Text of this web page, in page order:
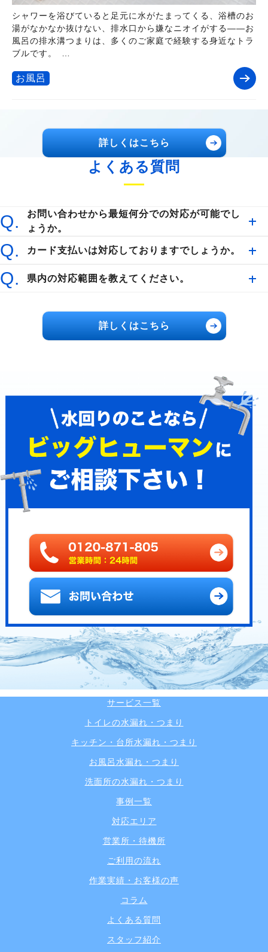
シャワーを浴びていると足元に水がたまってくる、浴槽のお
湯がなかなか抜けない、排水口から嫌なニオイがする――お
風呂の排水溝つまりは、多くのご家庭で経験する身近なトラ
ブルです。 …
お風呂
詳しくはこちら
よくある質問
Q.
お問い合わせから最短何分での対応が可能でし
ょうか。
Q. カード支払いは対応しておりますでしょうか。
Q. 県内の対応範囲を教えてください。
詳しくはこちら
サービス一覧
トイレの水漏れ・つまり
キッチン・台所水漏れ・つまり
お風呂水漏れ・つまり
洗面所の水漏れ・つまり
事例一覧
対応エリア
営業所・待機所
ご利用の流れ
作業実績・お客様の声
コラム
よくある質問
スタッフ紹介